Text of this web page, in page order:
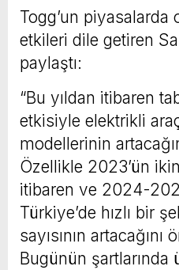
Togg’un piyasalarda
etkileri dile getiren
paylaştı:
“Bu yıldan itibaren
etkisiyle elektrikli araç
modellerinin
Özellikle 2023’ün
itibaren ve 2024-
Türkiye’de hızlı bir
sayısının
Bugünün şartlarında